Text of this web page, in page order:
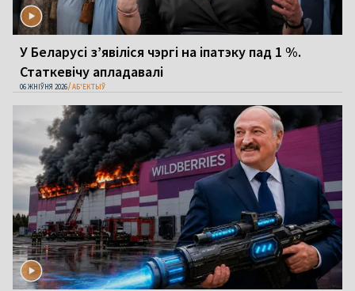
У Беларусі з’явіліся чэргі на іпатэку пад 1 %.
Статкевічу апладавалі
06 ЖНІЎНЯ 2026 АБ'ЕКТЫЎ